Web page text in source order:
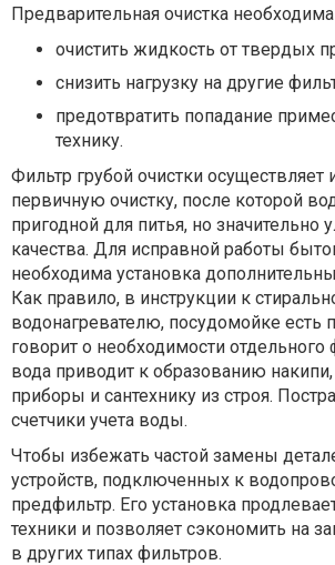
Предварительная очистка
очистить жидкость от твердых
снизить нагрузку на другие
предотвратить попадание
технику.
Фильтр грубой очистки осуществляет
первичную очистку, после которой
пригодной для питья, но значительно
качества. Для исправной работы
необходима установка
Как правило, в инструкции к
водонагревателю, посудомойке есть
говорит о необходимости отдельного
вода приводит к образованию
приборы и сантехнику из строя.
счетчики учета воды.
Чтобы избежать частой замены
устройств, подключенных к
предфильтр. Его установка
техники и позволяет сэкономить на
в других типах фильтров.